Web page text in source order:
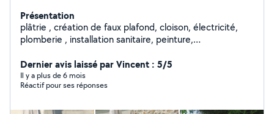
Présentation
plâtrie , création de faux plafond, cloison, électricité,
plomberie , installation sanitaire, peinture,
Dernier avis laissé par Vincent : 5/5
Il y a plus de 6 mois
Réactif pour ses réponses